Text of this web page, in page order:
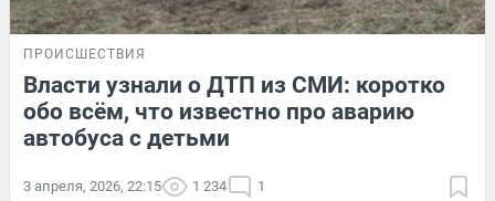
ПРОИСШЕСТВИЯ
Власти узнали о ДТП из СМИ: коротко
обо всём, что известно про аварию
автобуса с детьми
3 апреля, 2026, 22:15 1 234 1